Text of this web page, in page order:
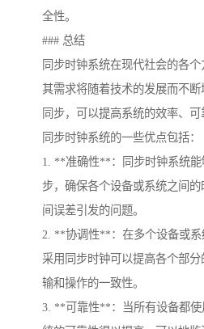
全性。
### 总结
同步时钟系统在现代社会的各个
其需求将随着技术的发展而不断
同步，可以提高系统的效率、可
同步时钟系统的一些优点包括：
1. **准确性**：同步时钟系统能
步，确保各个设备或系统之间
间误差引发的问题。
2. **协调性**：在多个设备或系
采用同步时钟可以提高各个部
输和操作的一致性。
3. **可靠性**：当所有设备都使